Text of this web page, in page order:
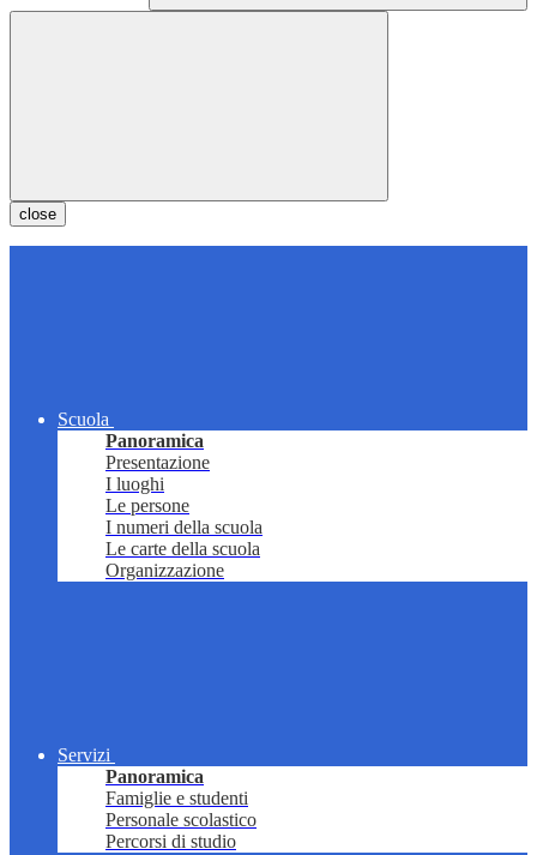
close
Scuola
Panoramica
Presentazione
I luoghi
Le persone
I numeri della scuola
Le carte della scuola
Organizzazione
Servizi
Panoramica
Famiglie e studenti
Personale scolastico
Percorsi di studio